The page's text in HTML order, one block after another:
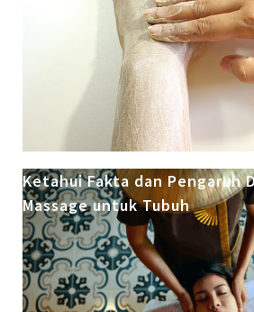
Ketahui Fakta dan Pengaruh
Massage untuk Tubuh